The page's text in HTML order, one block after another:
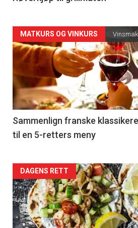
Forsiden
akkurat
nå
-
5
MATKURS OG VINKURS
Sammenlign franske
til en 5-retters meny
Forsiden
akkurat
nå
DAGENS RETT